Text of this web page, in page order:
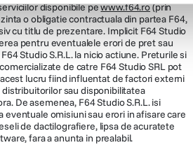
disponibile pewww.f64.ro(prin
o obligatie contractuala din partea F64,
cu titlu de prezentare. Implicit F64 Studio
pentru eventualele erori de pret sau
Studio S.R.L. la nicio actiune. Preturile si
de catre F64 Studio SRL pot
lucru fiind influentat de factori externi
sau disponibilitatea
De asemenea, F64 Studio S.R.L. isi
eventuale omisiuni sau erori in afisare care
de dactilografiere, lipsa de acuratete
fara a anunta in prealabil.